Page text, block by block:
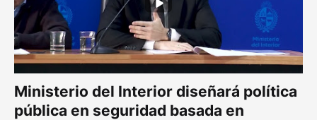
Ministerio del Interior diseñará política
pública en seguridad basada en